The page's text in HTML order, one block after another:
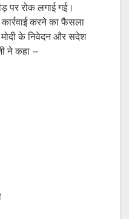
पर रोक लगाई गई।
कार्रवाई करने का फैसला
मोदी के निवेदन और सदेश
ने कहा –